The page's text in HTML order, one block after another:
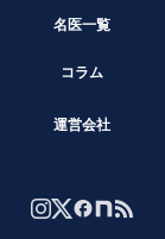
名医一覧
コラム
運営会社